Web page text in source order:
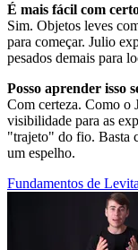
É mais fácil com
Sim. Objetos leves
para começar. Julio
pesados demais para
Posso aprender isso
Com certeza. Como o
visibilidade para as
"trajeto" do fio. Basta
um espelho.
Fundamentos de